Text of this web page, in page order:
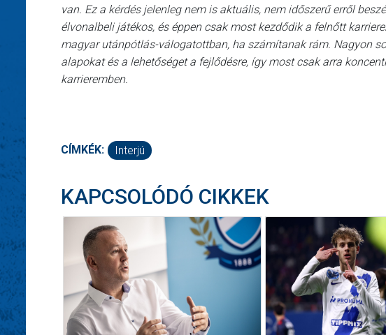
van. Ez a kérdés jelenleg nem is aktuális, nem időszerű erről
élvonalbeli játékos, és éppen csak most kezdődik a felnőtt
magyar utánpótlás-válogatottban, ha számítanak rám. Nagyon
alapokat és a lehetőséget a fejlődésre, így most csak arra
karrieremben.
CÍMKÉK: Interjú
KAPCSOLÓDÓ CIKKEK